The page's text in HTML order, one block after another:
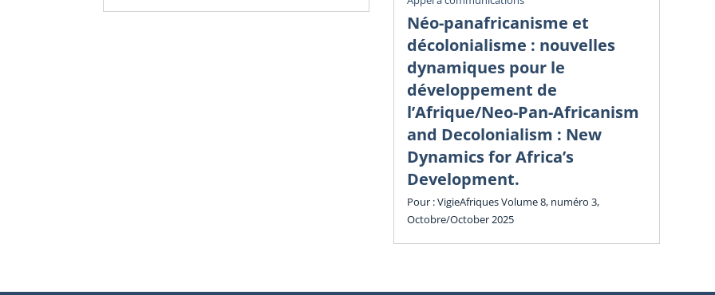
Néo-panafricanisme et
décolonialisme : nouvelles
dynamiques pour le
développement de
l’Afrique/Neo-Pan-Africanism
and Decolonialism : New
Dynamics for Africa’s
Development.
Pour : VigieAfriques Volume 8, numéro 3,
Octobre/October 2025